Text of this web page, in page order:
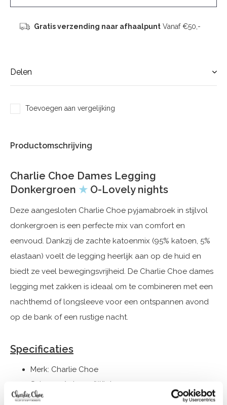
Gratis verzending naar afhaalpuntVanaf €50,-
Delen
Toevoegen aan vergelijking
Productomschrijving
Charlie Choe Dames Legging
Donkergroen ★ O-Lovely nights
Deze aangesloten Charlie Choe pyjamabroek in stijlvol
donkergroen is een perfecte mix van comfort en
eenvoud. Dankzij de zachte katoenmix (95% katoen, 5%
elastaan) voelt de legging heerlijk aan op de huid en
biedt ze veel bewegingsvrijheid. De Charlie Choe dames
legging met zakken is ideaal om te combineren met een
nachthemd of longsleeve voor een ontspannen avond
op de bank of een rustige nacht.
Specificaties
Merk: Charlie Choe
Seizoen: Autumn/Winter 2025
Thema: O-Lovely nights